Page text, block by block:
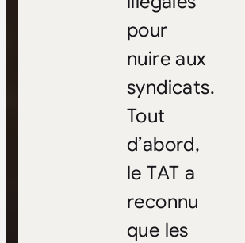
pour
nuire aux
syndicats.
Tout
d’abord,
le TAT a
reconnu
que les